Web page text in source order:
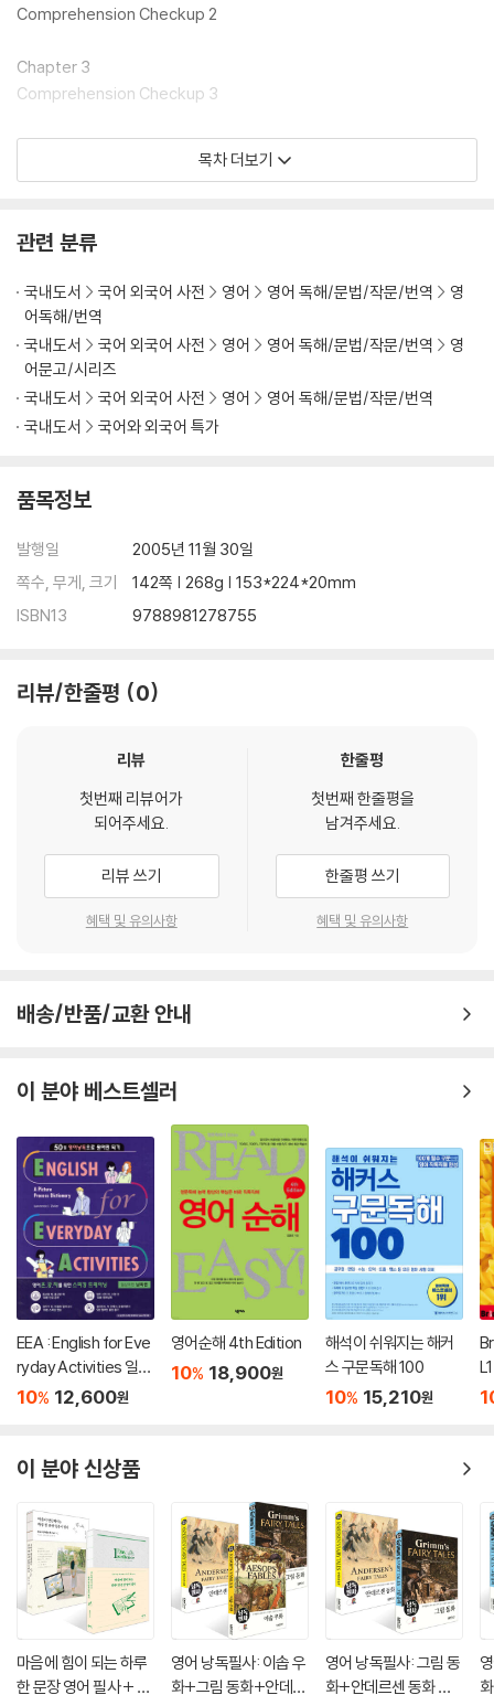
Comprehension Checkup 2
Chapter 3
Comprehension Checkup 3
Chapter 4
Comprehension Checkup 4
Comprehension Checkup 5
Answers
목차 더보기
관련 분류
국내도서 국어 외국어 사전 영어 영어 독해/문법/작문/번역
영
어독해/번역
국내도서
국어 외국어 사전 영어 영어 독해/문법/작문/번역
영
어문고/시리즈
국내도서
국어 외국어 사전 영어
영어 독해/문법/작문/번역
국내도서
국어와 외국어 특가
품목정보
발행일
2005년 11월 30일
쪽수, 무게, 크기
142쪽 | 268g | 153*224*20mm
ISBN13
9788981278755
리뷰/한줄평 0
리뷰
첫번째 리뷰어가
되어주세요.
리뷰 쓰기
혜택 및 유의사항
한줄평
첫번째 한줄평을
남겨주세요.
한줄평 쓰기
혜택 및 유의사항
배송/반품/교환 안내
이 분야 베스트셀러
EEA : English for Eve
ryday Activities 일상
표현 낭독편
10% 12,600원
영어순해 4th Edition
10% 18,900원
해석이 쉬워지는 해커
스 구문독해 100
10% 15,210원
L1
이 분야 신상품
마음에 힘이 되는 하루
한 문장 영어 필사 + 마
영어 낭독필사: 이솝 우
화+그림 동화+안데르
영어 낭독필사: 그림 동
화+안데르센 동화 세